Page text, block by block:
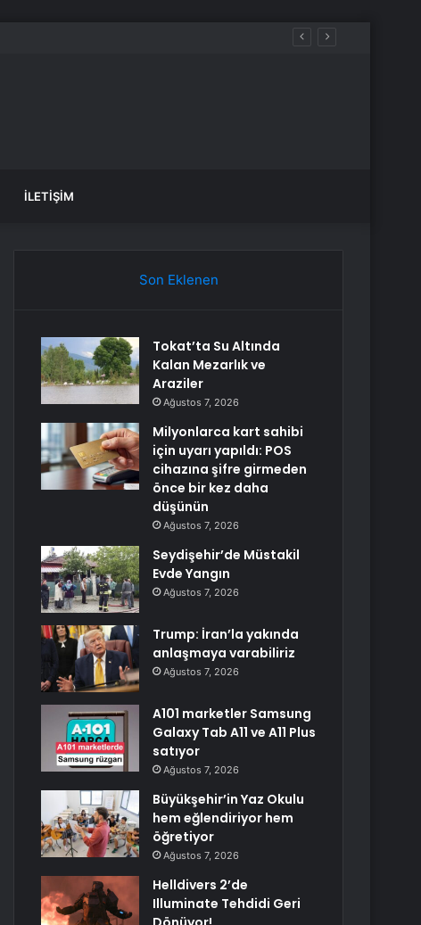
daha düşünün
İLETIŞIM
Son Eklenen
Tokat’ta Su Altında
Kalan Mezarlık ve
Araziler
Ağustos 7, 2026
Milyonlarca kart sahibi
için uyarı yapıldı: POS
cihazına şifre girmeden
önce bir kez daha
düşünün
Ağustos 7, 2026
Seydişehir’de Müstakil
Evde Yangın
Ağustos 7, 2026
Trump: İran’la yakında
anlaşmaya varabiliriz
Ağustos 7, 2026
A101 marketler Samsung
Galaxy Tab A11 ve A11 Plus
satıyor
Ağustos 7, 2026
Büyükşehir’in Yaz Okulu
hem eğlendiriyor hem
öğretiyor
Ağustos 7, 2026
Helldivers 2’de
Illuminate Tehdidi Geri